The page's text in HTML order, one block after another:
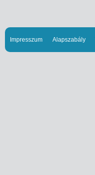
Impresszum Alapszabály